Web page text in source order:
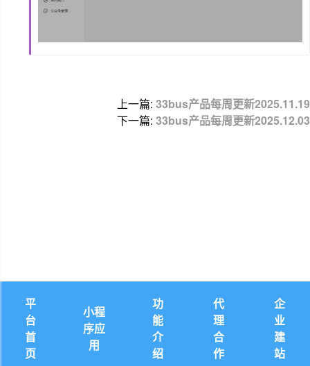
上一篇: 33bus产品每周更新2025.11.19
下一篇: 33bus产品每周更新2025.12.03
平
台
首
页
小程
序应
用
功
能
介
绍
代
理
合
作
企
业
建
站